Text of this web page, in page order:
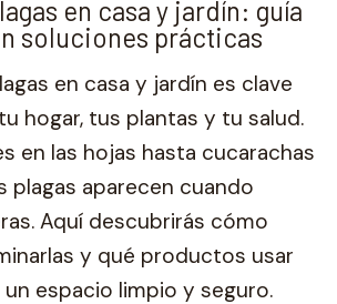
en casa y jardín: guía
soluciones prácticas
en casa y jardín es clave
hogar, tus plantas y tu salud.
en las hojas hasta cucarachas
plagas aparecen cuando
Aquí descubrirás cómo
y qué productos usar
espacio limpio y seguro.